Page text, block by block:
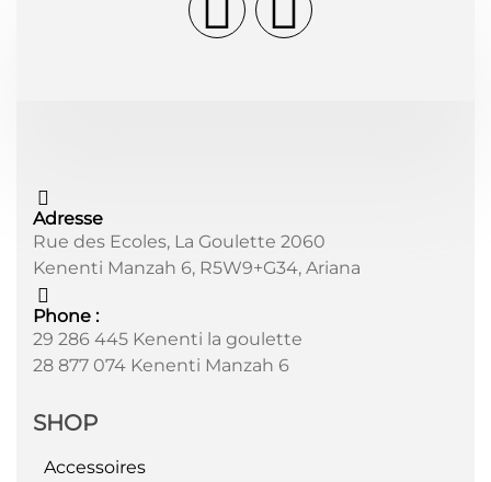
Adresse
Rue des Ecoles, La Goulette 2060
Kenenti Manzah 6, R5W9+G34, Ariana
Phone :
29 286 445 Kenenti la goulette
28 877 074 Kenenti Manzah 6
SHOP
Accessoires